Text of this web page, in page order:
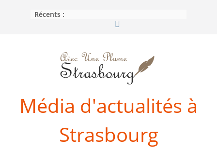
Récents :
Média d'actualités à
Strasbourg